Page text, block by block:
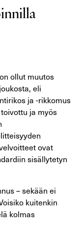
ollut muutos
eli
ja -rikkomus
ja myös
ovat
sisällytetyn
– sekään ei
kuitenkin
kolmas